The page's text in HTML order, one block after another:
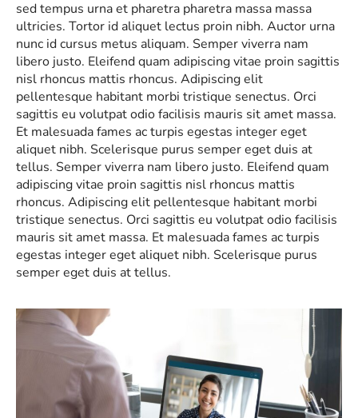
sed tempus urna et pharetra pharetra massa massa
ultricies. Tortor id aliquet lectus proin nibh. Auctor urna
nunc id cursus metus aliquam. Semper viverra nam
libero justo. Eleifend quam adipiscing vitae proin sagittis
nisl rhoncus mattis rhoncus. Adipiscing elit
pellentesque habitant morbi tristique senectus. Orci
sagittis eu volutpat odio facilisis mauris sit amet massa.
Et malesuada fames ac turpis egestas integer eget
aliquet nibh. Scelerisque purus semper eget duis at
tellus. Semper viverra nam libero justo. Eleifend quam
adipiscing vitae proin sagittis nisl rhoncus mattis
rhoncus. Adipiscing elit pellentesque habitant morbi
tristique senectus. Orci sagittis eu volutpat odio facilisis
mauris sit amet massa. Et malesuada fames ac turpis
egestas integer eget aliquet nibh. Scelerisque purus
semper eget duis at tellus.